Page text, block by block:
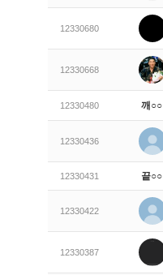
12330680
12330668
12330480 깨○○
12330436
12330431 끝○○
12330422
12330387